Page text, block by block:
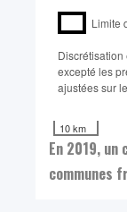
Limite
excepté les
ajustées sur
10 km
En 2019,
communes